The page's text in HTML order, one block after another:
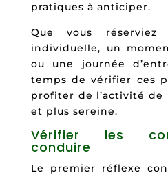
pratiques à anticiper.
Que vous
individuelle, un
ou une journée
temps de vérifier ces
profiter de l’activité de
et plus sereine.
Vérifier les
conduire
Le premier réflexe